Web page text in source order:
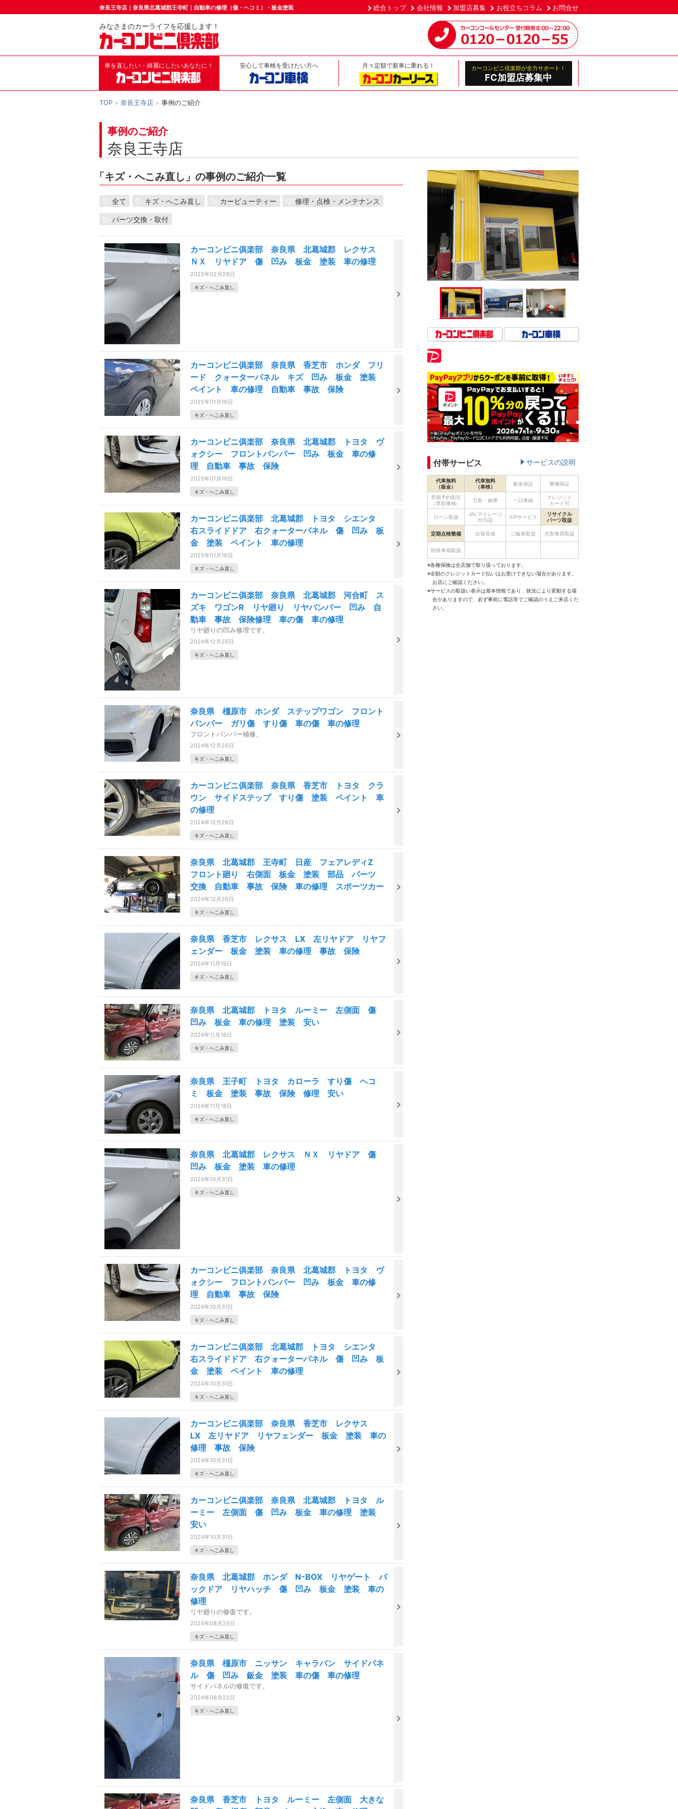
奈良王寺店｜奈良県北葛城郡王寺町｜自動車の修理（傷・ヘコミ）・板金塗装 総合トップ 会社情報 加盟店募集 お役立ちコラム お問合せ
みなさまのカーライフを応援します！
車を直したい・綺麗にしたいあなたに！ 安心して車検を受けたい方へ 月々定額で新車に乗れる！ カーコンビニ倶楽部が全力サポート！
FC加盟店募集中
TOP 奈良王寺店 事例のご紹介
事例のご紹介
奈良王寺店
「キズ・へこみ直し」の事例のご紹介一覧
全て キズ・へこみ直し カービューティー 修理・点検・メンテナンス
パーツ交換・取付
カーコンビニ俱楽部 奈良県 北葛城郡 レクサス
ＮＸ リヤドア 傷 凹み 板金 塗装 車の修理
2025年02月28日
キズ・へこみ直し
カーコンビニ俱楽部 奈良県 香芝市 ホンダ フリ
ード クォーターパネル キズ 凹み 板金 塗装
ペイント 車の修理 自動車 事故 保険
2025年01月16日
キズ・へこみ直し
カーコンビニ俱楽部 奈良県 北葛城郡 トヨタ ヴ
ォクシー フロントバンパー 凹み 板金 車の修
理 自動車 事故 保険
2025年01月16日
キズ・へこみ直し
カーコンビニ俱楽部 北葛城郡 トヨタ シエンタ
右スライドドア 右クォーターパネル 傷 凹み 板
金 塗装 ペイント 車の修理
2025年01月16日
キズ・へこみ直し
カーコンビニ俱楽部 奈良県 北葛城郡 河合町 ス
ズキ ワゴンR リヤ廻り リヤバンパー 凹み 自
動車 事故 保険修理 車の傷 車の修理
リヤ廻りの凹み修理です。
2024年12月26日
キズ・へこみ直し
奈良県 橿原市 ホンダ ステップワゴン フロント
バンパー ガリ傷 すり傷 車の傷 車の修理
フロントバンパー補修。
2024年12月26日
キズ・へこみ直し
カーコンビニ俱楽部 奈良県 香芝市 トヨタ クラ
ウン サイドステップ すり傷 塗装 ペイント 車
の修理
2024年12月26日
キズ・へこみ直し
奈良県 北葛城郡 王寺町 日産 フェアレディZ
フロント廻り 右側面 板金 塗装 部品 パーツ
交換 自動車 事故 保険 車の修理 スポーツカー
2024年12月26日
キズ・へこみ直し
奈良県 香芝市 レクサス LX 左リヤドア リヤフ
ェンダー 板金 塗装 車の修理 事故 保険
2024年11月18日
キズ・へこみ直し
奈良県 北葛城郡 トヨタ ルーミー 左側面 傷
凹み 板金 車の修理 塗装 安い
2024年11月18日
キズ・へこみ直し
奈良県 王子町 トヨタ カローラ すり傷 ヘコ
ミ 板金 塗装 事故 保険 修理 安い
2024年11月18日
キズ・へこみ直し
奈良県 北葛城郡 レクサス ＮＸ リヤドア 傷
凹み 板金 塗装 車の修理
2024年10月31日
キズ・へこみ直し
カーコンビニ俱楽部 奈良県 北葛城郡 トヨタ ヴ
ォクシー フロントバンパー 凹み 板金 車の修
理 自動車 事故 保険
2024年10月31日
キズ・へこみ直し
カーコンビニ俱楽部 北葛城郡 トヨタ シエンタ
右スライドドア 右クォーターパネル 傷 凹み 板
金 塗装 ペイント 車の修理
2024年10月31日
キズ・へこみ直し
カーコンビニ俱楽部 奈良県 香芝市 レクサス
LX 左リヤドア リヤフェンダー 板金 塗装 車の
修理 事故 保険
2024年10月31日
キズ・へこみ直し
カーコンビニ俱楽部 奈良県 北葛城郡 トヨタ ル
ーミー 左側面 傷 凹み 板金 車の修理 塗装
安い
2024年10月31日
キズ・へこみ直し
奈良県 北葛城郡 ホンダ N-BOX リヤゲート バ
ックドア リヤハッチ 傷 凹み 板金 塗装 車の
修理
リヤ廻りの修復です。
2024年08月25日
キズ・へこみ直し
奈良県 橿原市 ニッサン キャラバン サイドパネ
ル 傷 凹み 鈑金 塗装 車の傷 車の修理
サイドパネルの修復です。
2024年08月22日
キズ・へこみ直し
奈良県 香芝市 トヨタ ルーミー 左側面 大きな
付帯サービス サービスの説明
代車無料
（板金）
代車無料
（車検）
板金保証 整備保証
早期予約割引
（早割車検）
引取・納車 一日車検
クレジット
カード可
ローン取扱
JALマイレージ
付与店
VIPサービス
リサイクル
パーツ取扱
定期点検整備 出張見積 二輪車取扱 大型車両取扱
特殊車両取扱
※各種保険は全店舗で取り扱っております。
※全額のクレジットカード払いはお受けできない場合があります。
お店にご確認ください。
※サービスの取扱い表示は基本情報であり、状況により変動する場
合がありますので、必ず事前に電話等でご確認のうえご来店くだ
さい。